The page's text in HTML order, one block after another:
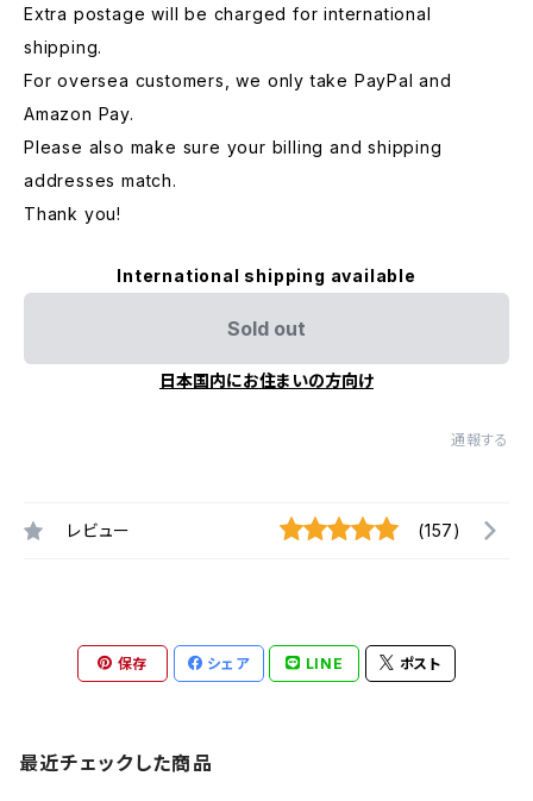
Extra postage will be charged for international
shipping.
For oversea customers, we only take PayPal and
Amazon Pay.
Please also make sure your billing and shipping
addresses match.
Thank you!
International shipping available
Sold out
日本国内にお住まいの方向け
通報する
レビュー (157)
保存 シェア LINE ポスト
最近チェックした商品